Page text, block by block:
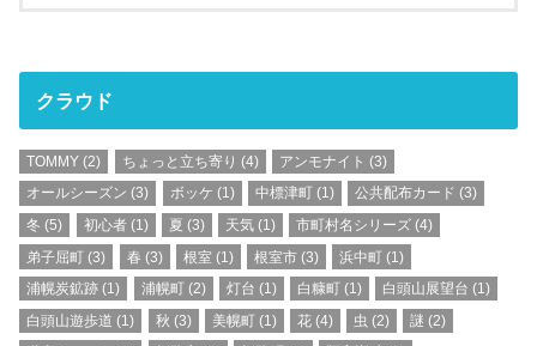
クラウド
TOMMY (2) ちょっと立ち寄り (4) アンモナイト (3)
オールシーズン (3) ボッケ (1) 中標津町(1) 公共配布カード (3)
冬 (5) 初心者(1) 夏 (3) 天気 (1) 市町村名シリーズ (4)
弟子屈町 (3) 春 (3) 根室 (1) 根室市 (3) 浜中町 (1)
浦幌炭鉱跡 (1) 浦幌町(2) 灯台 (1) 白糠町 (1) 白頭山展望台 (1)
白頭山遊歩道 (1) 秋 (3) 美幌町(1) 花 (4) 虫 (2) 謎 (2)